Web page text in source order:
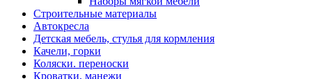
Строительные материалы
Автокресла
Детская мебель, стулья для кормления
Качели, горки
Коляски. переноски
Кроватки, манежи